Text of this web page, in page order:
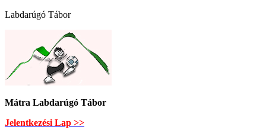
Labdarúgó Tábor
Mátra Labdarúgó Tábor
Jelentkezési Lap >>